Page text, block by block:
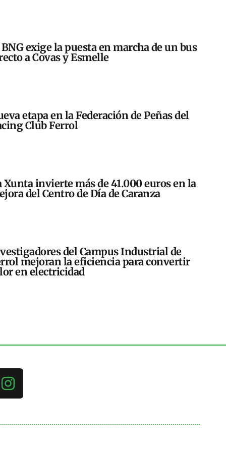
exige la puesta en marcha de un bus
a Covas y Esmelle
etapa en la Federación de Peñas del
Club Ferrol
Xunta invierte más de 41.000 euros en la
del Centro de Día de Caranza
del Campus Industrial de
mejoran la eficiencia para convertir
en electricidad